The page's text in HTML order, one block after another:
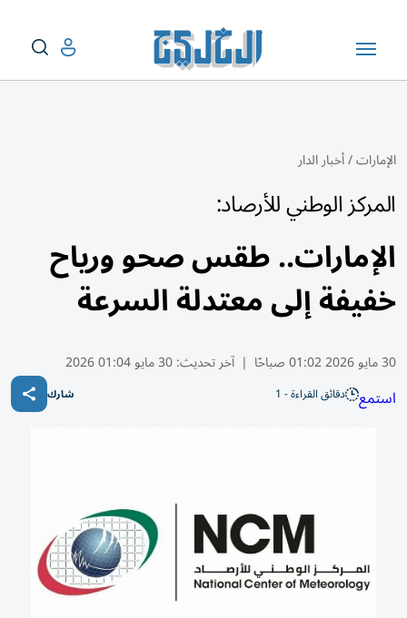
الإمارات/أخبار الدار
المركز الوطني للأرصاد:
الإمارات.. طقس صحو ورياح
خفيفة إلى معتدلة السرعة
30 مايو 2026 01:02 صباحًا | آخر تحديث:30 مايو 01:04 2026
استمع دقائق القراءة - 1 شارك